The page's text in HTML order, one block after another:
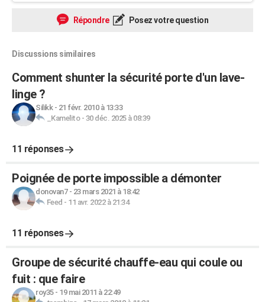
Répondre Posez votre question
Discussions similaires
Comment shunter la sécurité porte d'un lave-
linge ?
Silikk- 21 févr. 2010 à 13:33
_Kamelito- 30 déc. 2025 à 08:39
11 réponses
Poignée de porte impossible a démonter
donovan7- 23 mars 2021 à 18:42
Feed - 11 avr. 2022 à 21:34
11 réponses
Groupe de sécurité chauffe-eau qui coule ou
fuit : que faire
roy35- 19 mai 2011 à 22:49